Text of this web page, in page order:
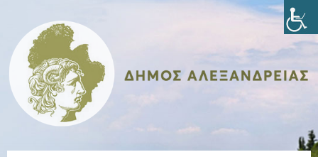
content
sidebar
sidebar
footer